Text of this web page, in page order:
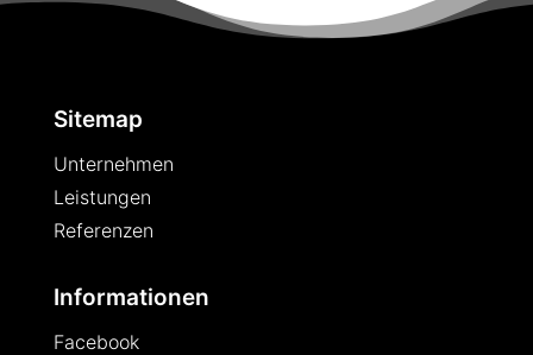
Sitemap
Unternehmen
Leistungen
Referenzen
Informationen
Facebook